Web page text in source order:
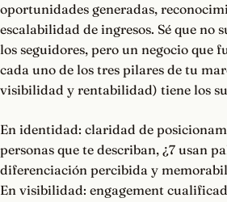
oportunidades generadas,
escalabilidad de ingresos. Sé que no
los seguidores, pero un negocio que
cada uno de los tres pilares de tu
visibilidad y rentabilidad) tiene los
En identidad: claridad de
personas que te describan, ¿7 usan
diferenciación percibida y
En visibilidad: engagement